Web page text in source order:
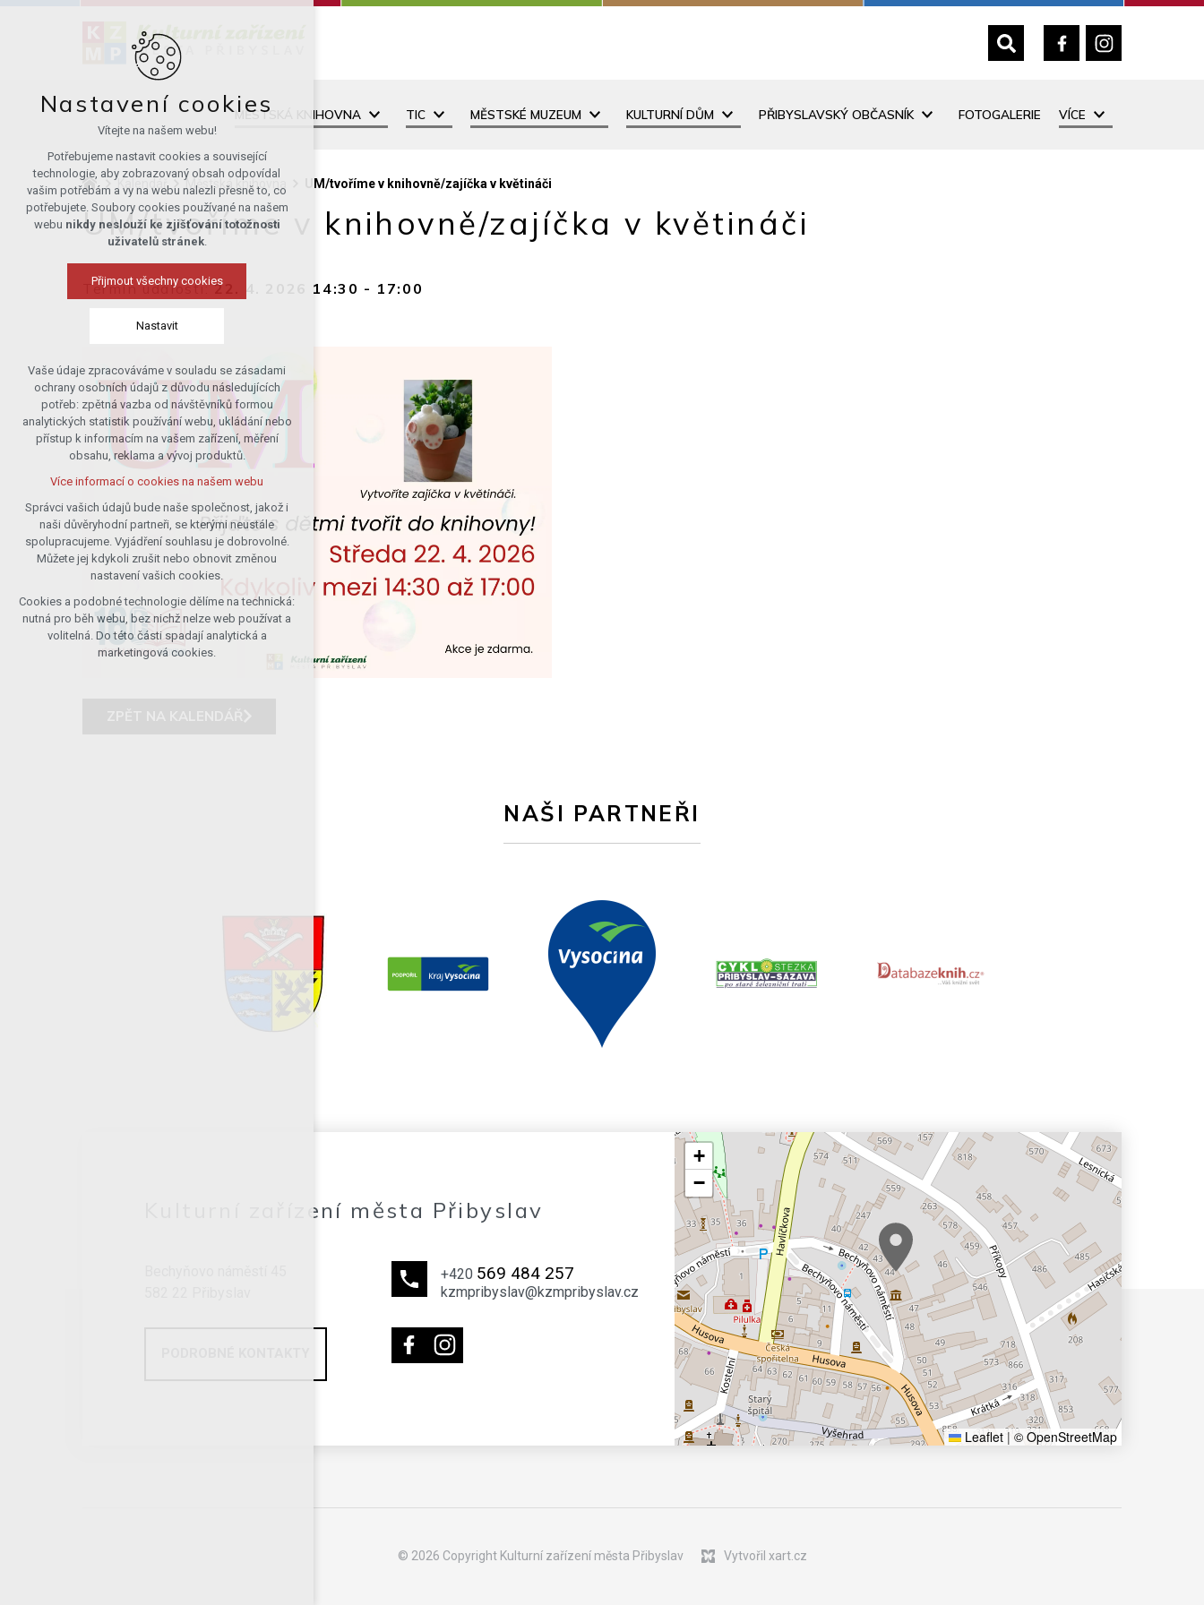
MĚSTSKÁ KNIHOVNA TIC MĚSTSKÉ MUZEUM KULTURNÍ DŮM PŘIBYSLAVSKÝ OBČASNÍK FOTOGALERIE VÍCE
Kalendář Městská knihovna UM/tvoříme v knihovně/zajíčka v květináči
UM/tvoříme v knihovně/zajíčka v květináči
Termín události: 22. 4. 2026 14:30 - 17:00
NAŠI PARTNEŘI
Kulturní zařízení města Přibyslav
+420 569 484 257
kzmpribyslav@kzmpribyslav.cz
+
−
Leaflet | © OpenStreetMap
© 2026 Copyright Kulturní zařízení města Přibyslav Vytvořil xart.cz
Nastavení cookies
Vítejte na našem webu!
Potřebujeme nastavit cookies a související
technologie, aby zobrazovaný obsah odpovídal
vašim potřebám a vy na webu nalezli přesně to, co
potřebujete. Soubory cookies používané na našem
webu nikdy neslouží ke zjišťování totožnosti
uživatelů stránek.
Přijmout všechny cookies
Nastavit
Technická cookies
nutná pro provozování webu
udržení kontextu stránek (session):
případná přihlášení, volby jazyka, apod.
Volitelná cookies
analytická pro anonymizované
vyhodnocení návštěvnosti
marketingová cookies (Google)
Více informací o cookies na našem webu
Přijmout všechny cookies
Odmítnout vše
Vaše údaje zpracováváme v souladu se zásadami
ochrany osobních údajů z důvodu následujících
potřeb: zpětná vazba od návštěvníků formou
analytických statistik používání webu, ukládání nebo
přístup k informacím na vašem zařízení, měření
obsahu, reklama a vývoj produktů.
Více informací o cookies na našem webu
Správci vašich údajů bude naše společnost, jakož i
naši důvěryhodní partneři, se kterými neustále
spolupracujeme. Vyjádření souhlasu je dobrovolné.
Můžete jej kdykoli zrušit nebo obnovit změnou
nastavení vašich cookies.
Cookies a podobné technologie dělíme na technická:
nutná pro běh webu, bez nichž nelze web používat a
volitelná. Do této části spadají analytická a
marketingová cookies.